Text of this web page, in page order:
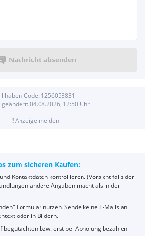
Nachricht absenden
Code: 1256053831
geändert: 04.08.2026, 12:50Uhr
!Anzeige melden
zum sicheren Kaufen:
Kontaktdaten kontrollieren. (Vorsicht falls der
andere Angaben macht als in der
Formular nutzen. Sende keine E-Mails an
oder in Bildern.
begutachten bzw. erst bei Abholung bezahlen